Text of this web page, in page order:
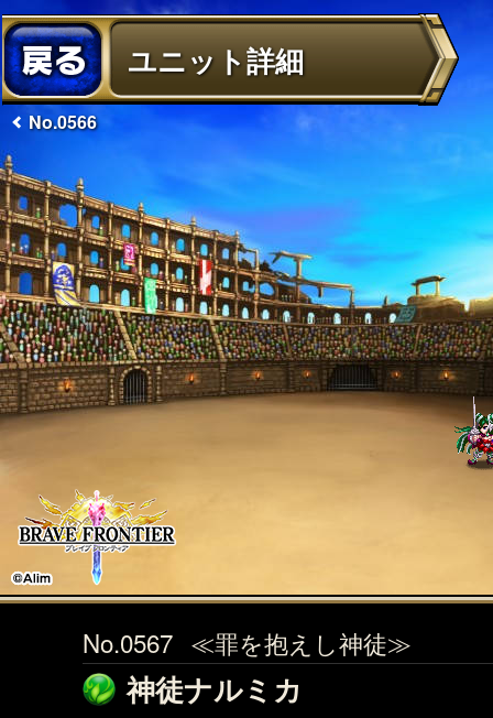
ユニット詳細
No.0566
No.0567 ≪罪を抱えし神徒≫
神徒ナルミカ